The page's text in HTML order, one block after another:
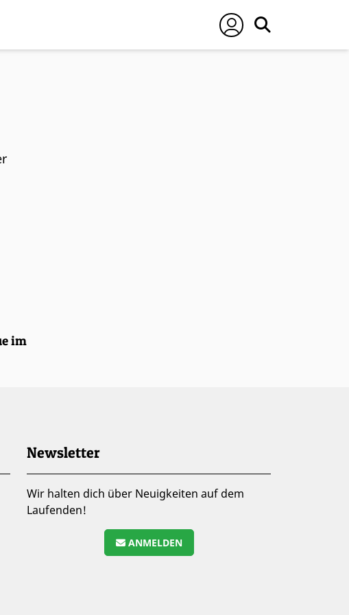
im
Newsletter
Wir halten dich über Neuigkeiten auf dem
Laufenden!
ANMELDEN